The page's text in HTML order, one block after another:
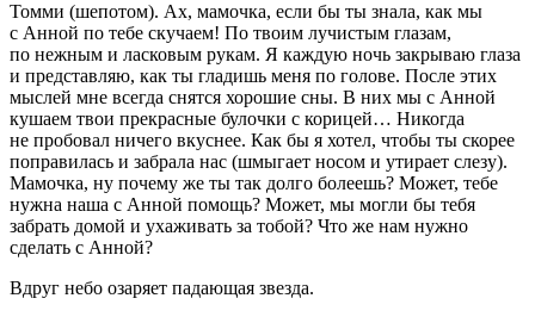
Томми (шепотом). Ах, мамочка, если бы ты знала, как мы
с Анной по тебе скучаем! По твоим лучистым глазам,
по нежным и ласковым рукам. Я каждую ночь закрываю глаза
и представляю, как ты гладишь меня по голове. После этих
мыслей мне всегда снятся хорошие сны. В них мы с Анной
кушаем твои прекрасные булочки с корицей… Никогда
не пробовал ничего вкуснее. Как бы я хотел, чтобы ты скорее
поправилась и забрала нас (шмыгает носом и утирает слезу).
Мамочка, ну почему же ты так долго болеешь? Может, тебе
нужна наша с Анной помощь? Может, мы могли бы тебя
забрать домой и ухаживать за тобой? Что же нам нужно
сделать с Анной?
Вдруг небо озаряет падающая звезда.